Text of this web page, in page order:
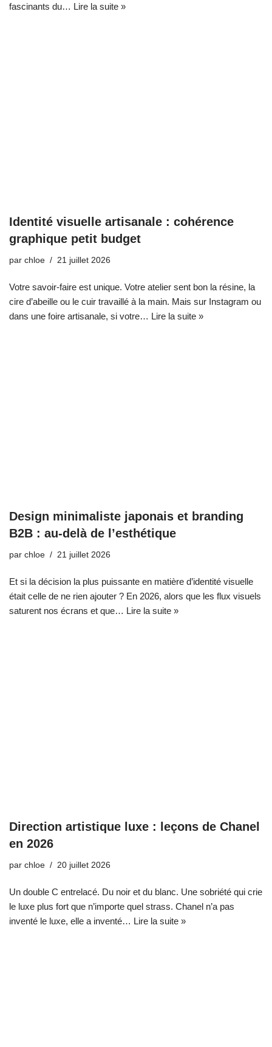
fascinants du… Lire la suite »
Identité visuelle artisanale : cohérence
graphique petit budget
par chloe 21 juillet 2026
Votre savoir-faire est unique. Votre atelier sent bon la résine, la
cire d’abeille ou le cuir travaillé à la main. Mais sur Instagram ou
dans une foire artisanale, si votre… Lire la suite »
Design minimaliste japonais et branding
B2B : au-delà de l’esthétique
par chloe 21 juillet 2026
Et si la décision la plus puissante en matière d’identité visuelle
était celle de ne rien ajouter ? En 2026, alors que les flux visuels
saturent nos écrans et que… Lire la suite »
Direction artistique luxe : leçons de Chanel
en 2026
par chloe 20 juillet 2026
Un double C entrelacé. Du noir et du blanc. Une sobriété qui crie
le luxe plus fort que n’importe quel strass. Chanel n’a pas
inventé le luxe, elle a inventé… Lire la suite »